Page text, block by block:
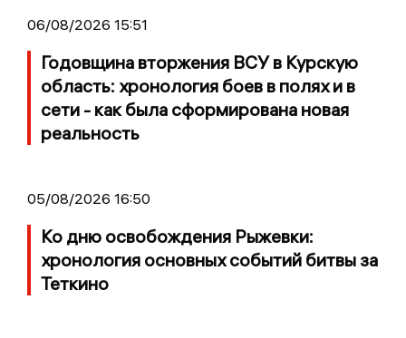
06/08/2026 15:51
Годовщина вторжения ВСУ в Курскую
область: хронология боев в полях и в
сети - как была сформирована новая
реальность
05/08/2026 16:50
Ко дню освобождения Рыжевки:
хронология основных событий битвы за
Теткино